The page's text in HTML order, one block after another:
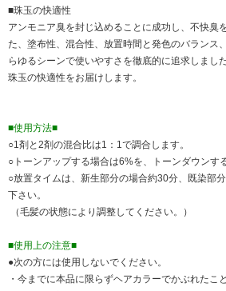
■珠玉の快適性
アンモニア臭を封じ込めることに成功し、不快臭
た、塗布性、混合性、放置時間と発色のバランス
らゆるシーンで使いやすさを徹底的に追求しまし
珠玉の快適性をお届けします。
■使用方法■
○1剤と2剤の混合比は1：1で調合します。
○トーンアップする場合は6%を、トーンダウンす
○放置タイムは、新生部分の場合約30分、既染部
下さい。
（毛髪の状態により調整してください。）
■使用上の注意■
●次の方には使用しないでください。
・今までに本品に限らずヘアカラーでかぶれたこ